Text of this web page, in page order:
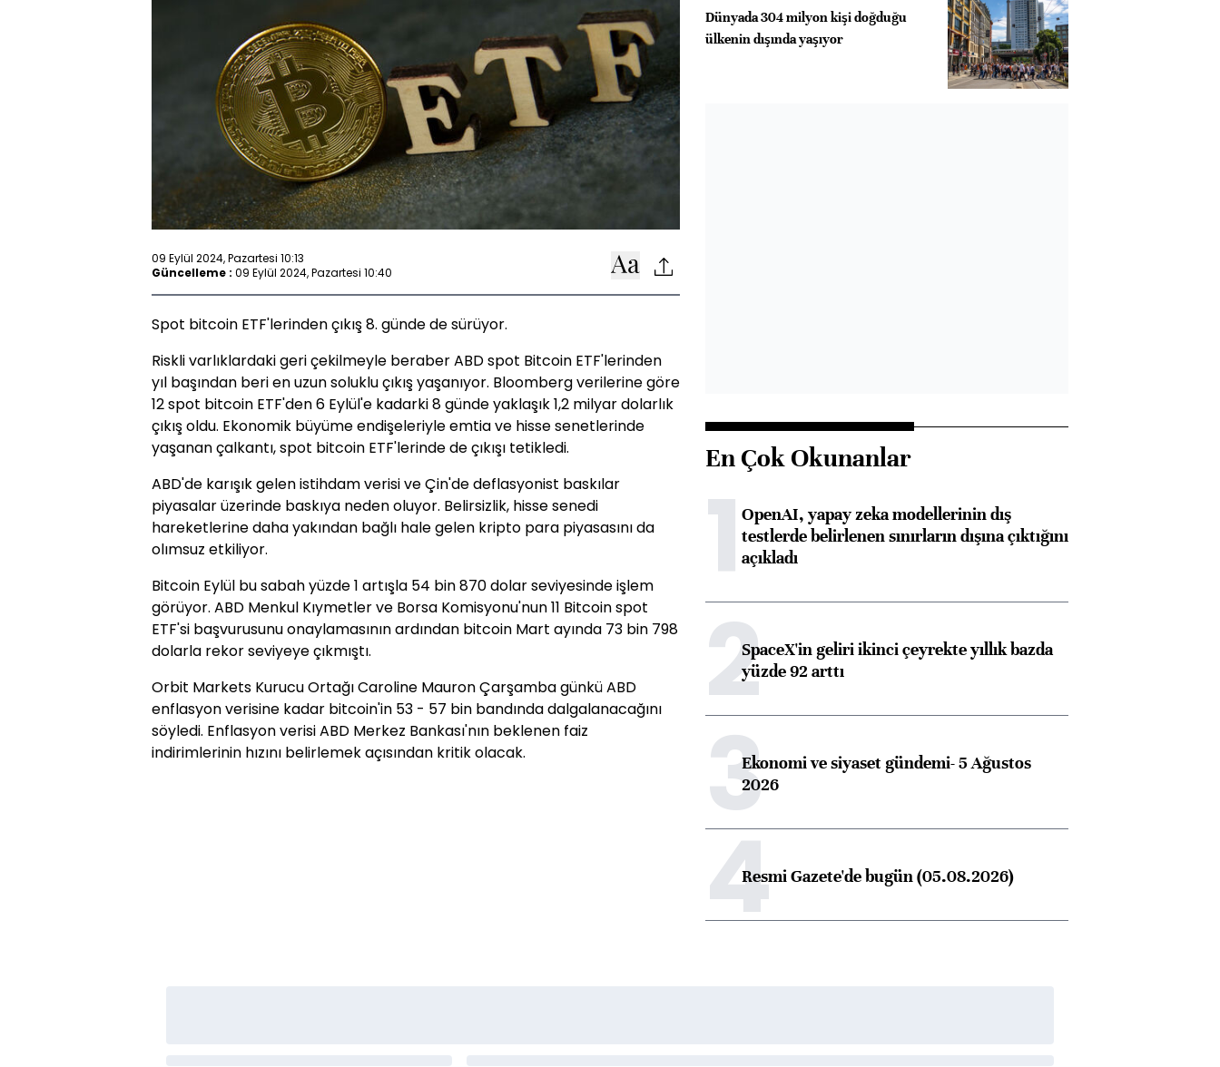
09 Eylül 2024, Pazartesi 10:13
Güncelleme : 09 Eylül 2024, Pazartesi 10:40
Spot bitcoin ETF'lerinden çıkış 8. günde de sürüyor.
Riskli varlıklardaki geri çekilmeyle beraber ABD spot Bitcoin ETF'lerinden
yıl başından beri en uzun soluklu çıkış yaşanıyor. Bloomberg verilerine göre
12 spot bitcoin ETF'den 6 Eylül'e kadarki 8 günde yaklaşık 1,2 milyar dolarlık
çıkış oldu. Ekonomik büyüme endişeleriyle emtia ve hisse senetlerinde
yaşanan çalkantı, spot bitcoin ETF'lerinde de çıkışı tetikledi.
ABD'de karışık gelen istihdam verisi ve Çin'de deflasyonist baskılar
piyasalar üzerinde baskıya neden oluyor. Belirsizlik, hisse senedi
hareketlerine daha yakından bağlı hale gelen kripto para piyasasını da
olımsuz etkiliyor.
Bitcoin Eylül bu sabah yüzde 1 artışla 54 bin 870 dolar seviyesinde işlem
görüyor. ABD Menkul Kıymetler ve Borsa Komisyonu'nun 11 Bitcoin spot
ETF'si başvurusunu onaylamasının ardından bitcoin Mart ayında 73 bin 798
dolarla rekor seviyeye çıkmıştı.
Orbit Markets Kurucu Ortağı Caroline Mauron Çarşamba günkü ABD
enflasyon verisine kadar bitcoin'in 53 - 57 bin bandında dalgalanacağını
söyledi. Enflasyon verisi ABD Merkez Bankası'nın beklenen faiz
indirimlerinin hızını belirlemek açısından kritik olacak.
Dünyada 304 milyon kişi doğduğu
ülkenin dışında yaşıyor
En Çok Okunanlar
1OpenAI, yapay zeka modellerinin dış
testlerde belirlenen sınırların dışına çıktığını
açıkladı
2SpaceX'in geliri ikinci çeyrekte yıllık bazda
yüzde 92 arttı
3Ekonomi ve siyaset gündemi- 5 Ağustos
2026
4Resmi Gazete'de bugün (05.08.2026)